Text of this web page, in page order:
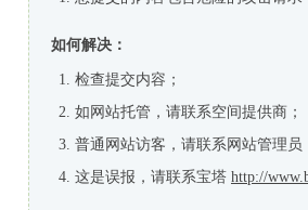
如何解决：
检查提交内容；
如网站托管，请联系空间提供商；
普通网站访客，请联系网站管理员
这是误报，请联系宝塔 http://